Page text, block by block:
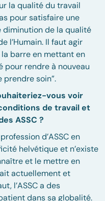
la qualité du travail
pour satisfaire une
diminution de la qualité
l’Humain. Il faut agir
barre en mettant en
pour rendre à nouveau
prendre soin”.
vous voir
de travail et
ASSC ?
d’ASSC en
helvétique et n’existe
et le mettre en
actuellement et
l’ASSC a des
dans sa globalité.